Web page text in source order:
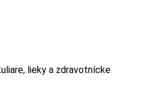
lieky a zdravotnícke